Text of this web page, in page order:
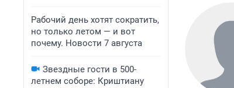
Рабочий день хотят сократить,
но только летом — и вот
почему. Новости 7 августа
Звездные гости в 500-
летнем соборе: Криштиану